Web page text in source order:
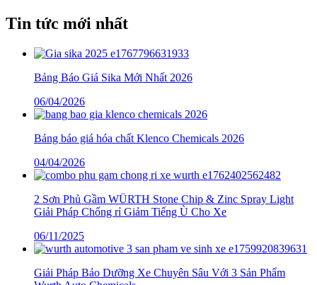
Tin tức mới nhất
Bảng Báo Giá Sika Mới Nhất 2026
06/04/2026
Bảng báo giá hóa chất Klenco Chemicals 2026
04/04/2026
2 Sơn Phủ Gầm WÜRTH Stone Chip & Zinc Spray Light
Giải Pháp Chống rỉ Giảm Tiếng Ù Cho Xe
06/11/2025
Giải Pháp Bảo Dưỡng Xe Chuyên Sâu Với 3 Sản Phẩm